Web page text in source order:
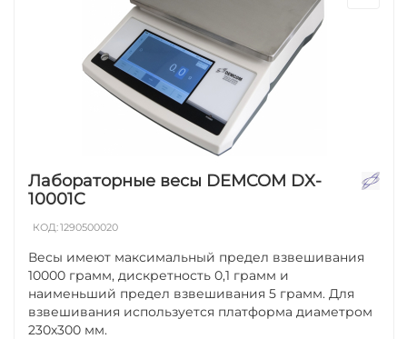
Лабораторные весы DEMCOM DX-
10001C
КОД:1290500020
Весы имеют максимальный предел взвешивания
10000 грамм, дискретность 0,1 грамм и
наименьший предел взвешивания 5 грамм. Для
взвешивания используется платформа диаметром
230х300 мм.